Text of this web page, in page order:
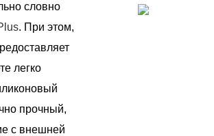
словно
. При этом,
легко
прочный,
с внешней